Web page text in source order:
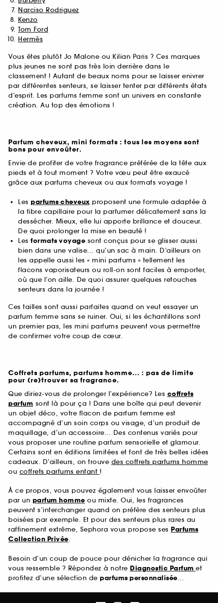
Narciso Rodriguez
Kenzo
Tom Ford
Hermès
Vous êtes plutôt Jo Malone ou Kilian Paris ? Ces marques
plus jeunes ne sont pas très loin derrière dans le
classement ! Autant de beaux noms pour se laisser enivrer
par différentes senteurs, se laisser tenter par différents états
d’esprit. Les parfums femme sont un univers en constante
création. Au top des émotions !
Parfum cheveux, mini formats : tous les moyens sont
bons pour envoûter.
Envie de profiter de votre fragrance préférée de la tête aux
pieds et à tout moment ? Votre vœu peut être exaucé
grâce aux parfums cheveux ou aux formats voyage !
Les parfums cheveux proposent une formule adaptée à
la fibre capillaire pour la parfumer délicatement sans la
dessécher. Mieux, elle lui apporte brillance et douceur.
De quoi prolonger la mise en beauté !
Les formats voyage sont conçus pour se glisser aussi
bien dans une valise... qu’un sac à main. D’ailleurs on
les appelle aussi les « mini parfums » tellement les
flacons vaporisateurs ou roll-on sont faciles à emporter,
où que l’on aille. De quoi assurer quelques retouches
senteurs dans la journée !
Ces tailles sont aussi parfaites quand on veut essayer un
parfum femme sans se ruiner. Oui, si les échantillons sont
un premier pas, les mini parfums peuvent vous permettre
de confirmer votre coup de cœur.
Coffrets parfums, parfums homme... : pas de limite
pour (re)trouver sa fragrance.
Que diriez-vous de prolonger l’expérience? Les coffrets
parfum sont là pour ça ! Dans une boîte qui peut devenir
un objet déco, votre flacon de parfum femme est
accompagné d’un soin corps ou visage, d’un produit de
maquillage, d’un accessoire... Des contenus variés pour
vous proposer une routine parfum sensorielle et glamour.
Certains sont en éditions limitées et font de très belles idées
cadeaux. D’ailleurs, on trouve des coffrets parfums homme
ou coffrets parfums enfant !
À ce propos, vous pouvez également vous laisser envoûter
par un parfum homme ou mixte. Oui, les fragrances
peuvent s’interchanger quand on préfère des senteurs plus
boisées par exemple. Et pour des senteurs plus rares au
raffinement extrême, Sephora vous propose ses Parfums
Collection Privée.
Besoin d’un coup de pouce pour dénicher la fragrance qui
vous ressemble ? Répondez à notre Diagnostic Parfum et
profitez d’une sélection de parfums personnalisée...